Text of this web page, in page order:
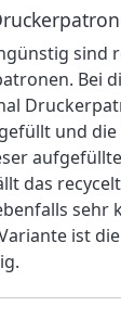
sind
Bei
und
das
sehr
ist